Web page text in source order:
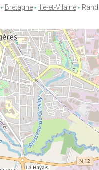
Bretagne Ille-et-Vilaine